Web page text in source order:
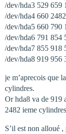
/dev/hda3 529 659
/dev/hda4 660
/dev/hda5 660 790
/dev/hda6 791
/dev/hda7 855
/dev/hda8 919
je m’aprecois que
cylindres.
Or hda8 va de 919
2482 ieme
S’il est non alloué